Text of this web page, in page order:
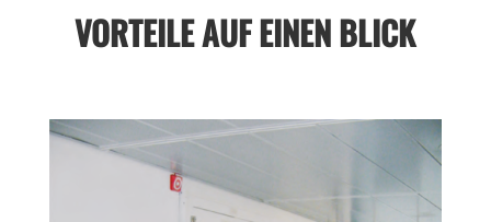
VORTEILE AUF EINEN BLICK